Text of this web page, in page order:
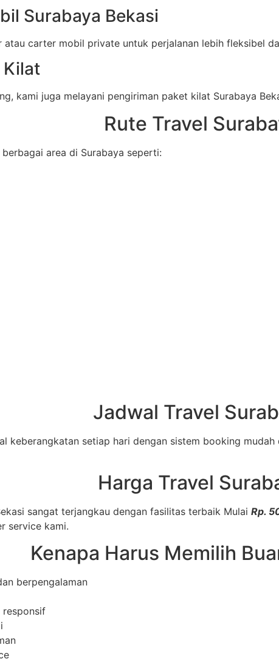
Surabaya Bekasi
atau carter mobil private untuk perjalanan lebih fleksibel
Kilat
kami juga melayani pengiriman paket kilat Surabaya
Rute Travel
area di Surabaya seperti:
Jadwal Travel
keberangkatan setiap hari dengan sistem booking
Harga Travel
sangat terjangkau dengan fasilitas terbaik Mulai Rp.
service kami.
Kenapa Harus Memilih
berpengalaman
responsif